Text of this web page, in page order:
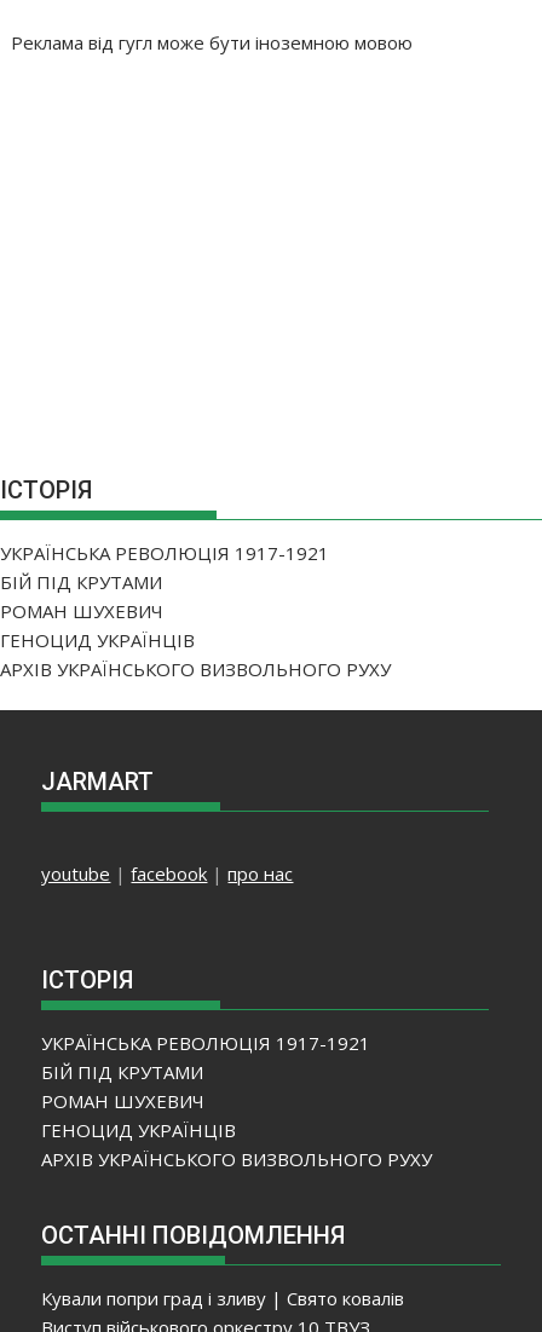
Pеклама від гугл може бути іноземною мовою
ІСТОРІЯ
УКРАЇНСЬКА РЕВОЛЮЦІЯ 1917-1921
БІЙ ПІД КРУТАМИ
РОМАН ШУХЕВИЧ
ГЕНОЦИД УКРАЇНЦІВ
АРХІВ УКРАЇНСЬКОГО ВИЗВОЛЬНОГО РУХУ
JARMART
youtube |facebook |про нас
ІСТОРІЯ
УКРАЇНСЬКА РЕВОЛЮЦІЯ 1917-1921
БІЙ ПІД КРУТАМИ
РОМАН ШУХЕВИЧ
ГЕНОЦИД УКРАЇНЦІВ
АРХІВ УКРАЇНСЬКОГО ВИЗВОЛЬНОГО РУХУ
ОСТАННІ ПОВІДОМЛЕННЯ
Кували попри град і зливу | Свято ковалів